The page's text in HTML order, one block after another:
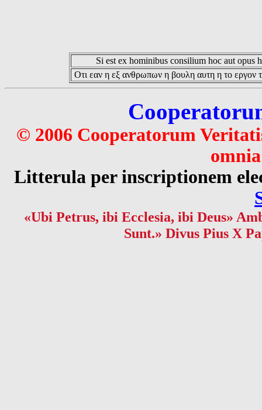
Si est ex hominibus consilium hoc aut opus
Οτι εαν η εξ ανθρωπων η βουλη αυτη η το εργον
© 2006 Cooperatorum
Litterula per inscriptionem
«Ubi Petrus, ibi Ecclesia, ibi Deus»
Sunt.» Divus Pius X